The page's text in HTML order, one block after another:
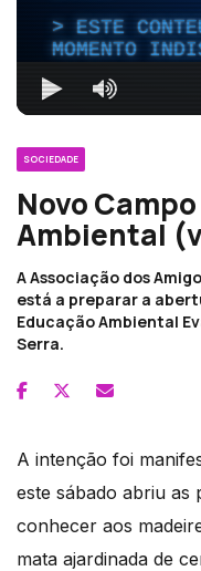
ESTE
MOMENTO
SOCIEDADE
Novo
Ambiental
A Associação dos
está a preparar a
Educação Ambiental
Serra.
A intenção foi
este sábado abriu as
conhecer aos
mata ajardinada de